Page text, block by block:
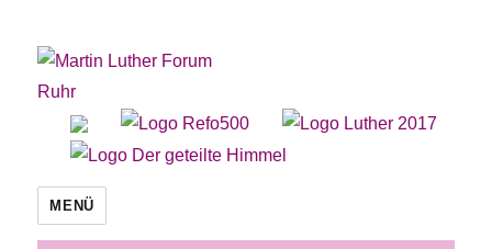
Martin Luther Forum Ruhr
MENÜ